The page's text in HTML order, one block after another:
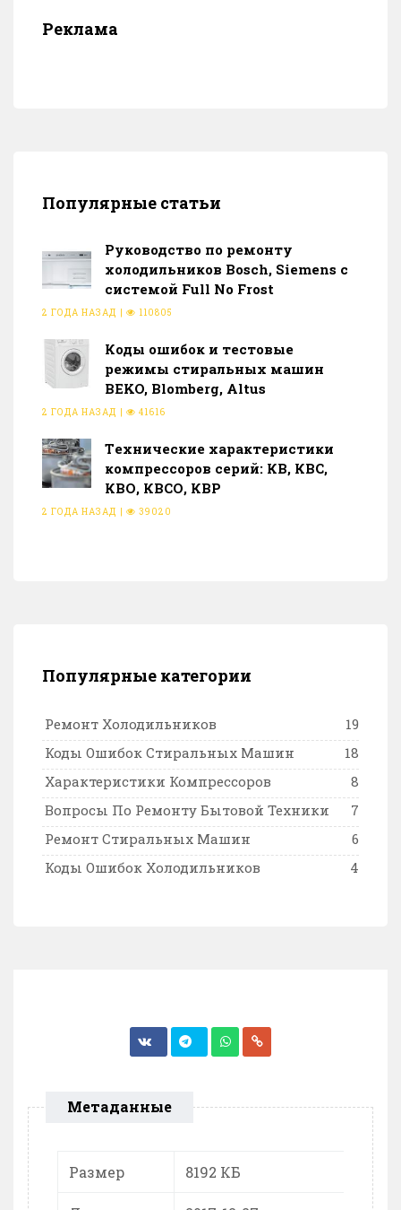
Реклама
Популярные статьи
Руководство по ремонту
холодильников Bosch, Siemens с
системой Full No Frost
2 ГОДА НАЗАД | 110805
Коды ошибок и тестовые
режимы стиральных машин
BEKO, Blomberg, Altus
2 ГОДА НАЗАД | 41616
Тeхнические характеристики
компрессоров серий: КВ, КВС,
КВО, КВСО, КВР
2 ГОДА НАЗАД | 39020
Популярные категории
Ремонт Холодильников
19
Коды Ошибок Стиральных Машин
18
Характеристики Компрессоров
8
Вопросы По Ремонту Бытовой Техники
7
Ремонт Стиральных Машин
6
Коды Ошибок Холодильников
4
Метаданные
Размер 8192 КБ